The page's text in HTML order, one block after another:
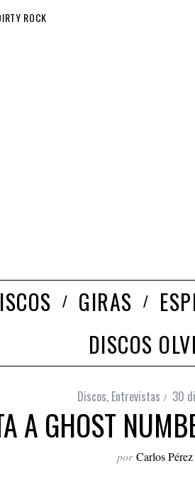
ROCK
GIRAS
DISCOS
Discos, Entrevistas 30
A GHOST
por Carlos